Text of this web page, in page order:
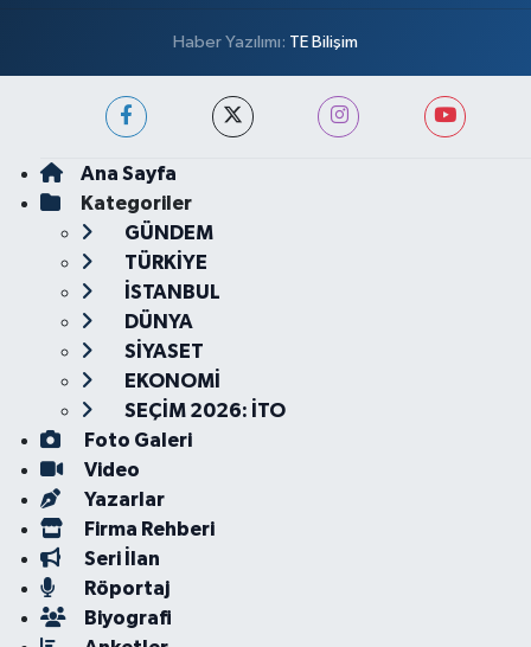
Haber Yazılımı: TE Bilişim
Ana Sayfa
Kategoriler
GÜNDEM
TÜRKİYE
İSTANBUL
DÜNYA
SİYASET
EKONOMİ
SEÇİM 2026: İTO
Foto Galeri
Video
Yazarlar
Firma Rehberi
Seri İlan
Röportaj
Biyografi